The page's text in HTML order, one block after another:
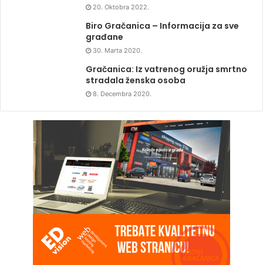
20. Oktobra 2022.
Biro Gračanica – Informacija za sve
građane
30. Marta 2020.
Gračanica: Iz vatrenog oružja smrtno
stradala ženska osoba
8. Decembra 2020.